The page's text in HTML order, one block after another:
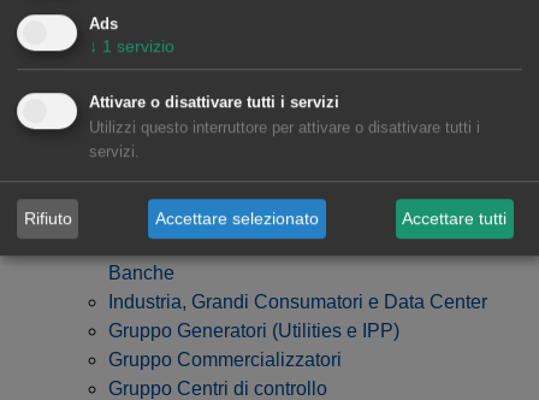
Gruppo Sviluppatori, Fondi di Investimento e
Banche
Industria, Grandi Consumatori e Data Center
Gruppo Generatori (Utilities e IPP)
Gruppo Commercializzatori
Gruppo Centri di controllo
Ads
↓ 1 servizio
Attivare o disattivare tutti i servizi
Utilizzi questo interruttore per attivare o disattivare tutti i
servizi.
Rifiuto Accettare selezionato Accettare tutti